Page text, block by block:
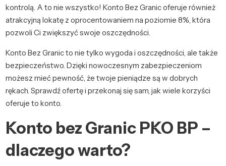
kontrolą. A to nie wszystko! Konto Bez Granic oferuje również
atrakcyjną lokatę z oprocentowaniem na poziomie 8%, która
pozwoli Ci zwiększyć swoje oszczędności.
Konto Bez Granic to nie tylko wygoda i oszczędności, ale także
bezpieczeństwo. Dzięki nowoczesnym zabezpieczeniom
możesz mieć pewność, że twoje pieniądze są w dobrych
rękach. Sprawdź ofertę i przekonaj się sam, jak wiele korzyści
oferuje to konto.
Konto bez Granic PKO BP –
dlaczego warto?